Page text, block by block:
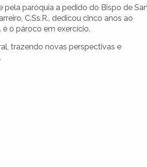
pela paróquia a pedido do Bispo de
C.Ss.R., dedicou cinco anos ao
é o pároco em exercício.
trazendo novas perspectivas e